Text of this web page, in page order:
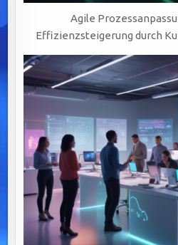
Agile
Effizienzsteigerung durch